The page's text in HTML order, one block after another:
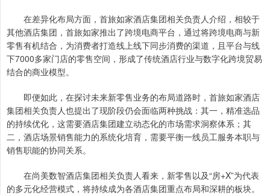
在差异化布局方面，首旅如家酒店集团相关负责人介绍，相较于
其他酒店集团，首旅如家推出了跨境电商平台，通过将跨境电商与新
零售有机结合，为消费者打造线上线下同步消费的渠道，且平台与线
下7000多家门店的零售空间，形成了传统酒店行业与数字化跨境贸易
结合的商业模型。
即便如此，在探讨未来新零售业务的布局道路时，首旅如家酒店
集团相关负责人也提出了现阶段仍会面临两种挑战：其一，精准选品
的持续优化，这需要酒店集团建立动态化的市场需求洞察体系；其
二，酒店场景销售能力的系统化培育，需要平衡一线员工服务本职与
销售职能的协同关系。
在尚美数智酒店集团相关负责人看来，新零售以及“房+X”为代表
的多元化经营模式，将持续成为各酒店集团重点布局和深耕的板块。